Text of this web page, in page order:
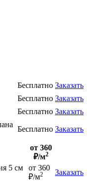
Бесплатно Заказать
Бесплатно Заказать
Бесплатно Заказать
Бесплатно Заказать
от 360
₽/м2
5 см
от 360
₽/м2 Заказать